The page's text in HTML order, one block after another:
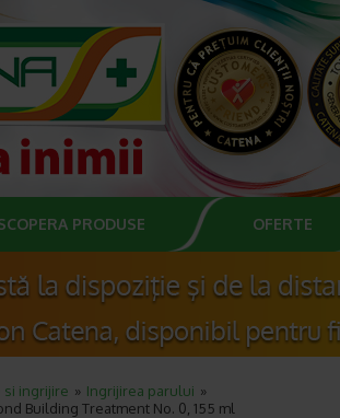
PRODUSE OFERTE
si ingrijire
Ingrijirea parului
Building Treatment No. 0, 155 ml